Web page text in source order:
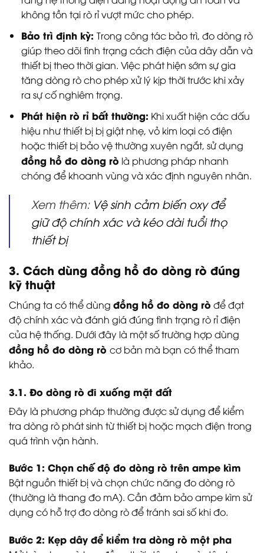
không tồn tại rò rỉ vượt mức cho phép.
Bảo trì định kỳ: Trong công tác bảo trì, đo dòng rò
giúp theo dõi tình trạng cách điện của dây dẫn và
thiết bị theo thời gian. Việc phát hiện sớm sự gia
tăng dòng rò cho phép xử lý kịp thời trước khi xảy
ra sự cố nghiêm trọng.
Phát hiện rò rỉ bất thường: Khi xuất hiện các dấu
hiệu như thiết bị bị giật nhẹ, vỏ kim loại có điện
hoặc thiết bị bảo vệ thường xuyên ngắt, sử dụng
đồng hồ đo dòng rò là phương pháp nhanh
chóng để khoanh vùng và xác định nguyên nhân.
Xem thêm: Vệ sinh cảm biến oxy để
giữ độ chính xác và kéo dài tuổi thọ
thiết bị
3. Cách dùng đồng hồ đo dòng rò đúng
kỹ thuật
Chúng ta có thể dùng đồng hồ đo dòng rò để đạt
độ chính xác và đánh giá đúng tình trạng rò rỉ điện
của hệ thống. Dưới đây là một số trường hợp dùng
đồng hồ đo dòng rò cơ bản mà bạn có thể tham
khảo.
3.1. Đo dòng rò đi xuống mặt đất
Đây là phương pháp thường được sử dụng để kiểm
tra dòng rò phát sinh từ thiết bị hoặc mạch điện trong
quá trình vận hành.
Bước 1: Chọn chế độ đo dòng rò trên ampe kìm
Bật nguồn thiết bị và chọn chức năng đo dòng rò
(thường là thang đo mA). Cần đảm bảo ampe kìm sử
dụng có hỗ trợ đo dòng rò để tránh sai số khi đo.
Bước 2: Kẹp dây để kiểm tra dòng rò một pha